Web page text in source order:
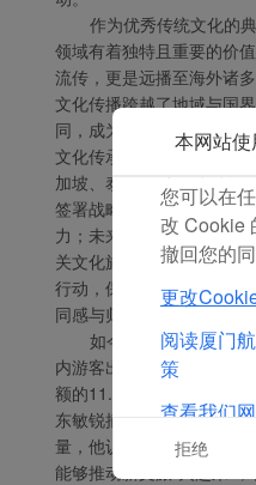
作为优秀传统文化的
领域有着独特且重要的价
流传，更是远播至海外诸
文化传播跨越了地域与国
同，成为连接全球华人的
文化传承，厦航承担了湄
加坡、泰国等地巡安的运
签署战略合作框架协议，
力；未来，厦航还将继续
关文化旅游目的地航线、
行动，保护和弘扬妈祖文
同感与归属感更加深厚。
如今，国内文旅消费
内游客出游总消费高达
额的11.8%，文旅消费已
东敏锐捕捉到新文旅在挖
量，他认为，挖掘新文旅
能够推动新文旅“火起来”
本网站
为以使我
与您的兴
点击“接受
放置所有
点击“拒
您可以在
改 Cookie
撤回您的同
更改
阅读厦门
策
查看我们
Cookie的
拒绝